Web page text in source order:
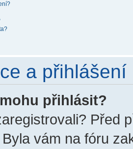
a přihlášení
přihlásit?
Před
vám na fóru